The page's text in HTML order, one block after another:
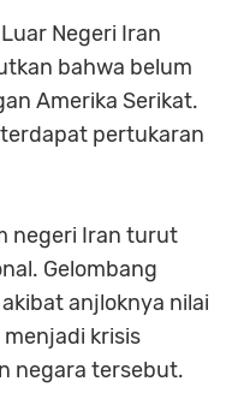
Negeri Iran
bahwa belum
Amerika Serikat.
pertukaran
negeri Iran turut
Gelombang
anjloknya nilai
krisis
negara tersebut.